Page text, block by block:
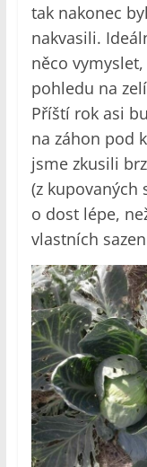
tak nakonec
nakvasili.
něco
pohledu na
Příští rok asi
na záhon pod
jsme zkusili
(z kupovaných
o dost lépe,
vlastních